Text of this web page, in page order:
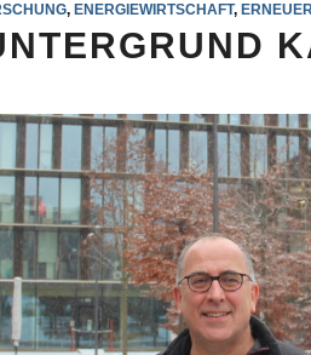
, ENERGIEWIRTSCHAFT,